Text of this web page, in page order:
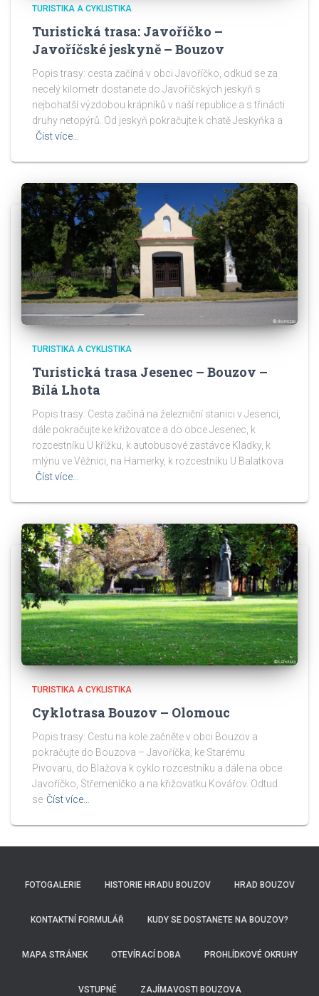
TURISTIKA A CYKLISTIKA
Turistická trasa: Javoříčko –
Javoříčské jeskyně – Bouzov
Popis trasy: cesta začíná v obci Javoříčko, odkud se za
necelý kilometr dostanete do Javoříčských jeskyň s
nejbohatší výzdobou krápníků v naší republice a s třinácti
druhy netopýrů. Od jeskyň pokračujte k chatě Jeskyňka a
Číst více…
TURISTIKA A CYKLISTIKA
Turistická trasa Jesenec – Bouzov –
Bílá Lhota
Popis trasy: Cesta začíná na železniční stanici v Jesenci,
dále pokračujte ke křižovatce a do obce Jesenec, k
rozcestníku U křížku, k autobusové zastávce Kladky, k
mlýnu ve Věžnici, na Hamerky, k rozcestníku U Balatkova
Číst více…
TURISTIKA A CYKLISTIKA
Cyklotrasa Bouzov – Olomouc
Popis trasy: Cestu na kole začněte v obci Bouzov a
pokračujte do Bouzova – Javoříčka, ke Starému
Pivovaru, do Blažova k cyklo rozcestníku a dále na obce
Javoříčko, Střemeníčko a na křižovatku Kovářov. Odtud
se Číst více…
FOTOGALERIE HISTORIE HRADU BOUZOV HRAD BOUZOV
KONTAKTNÍ FORMULÁŘ KUDY SE DOSTANETE NA BOUZOV?
MAPA STRÁNEK OTEVÍRACÍ DOBA PROHLÍDKOVÉ OKRUHY
VSTUPNÉ ZAJÍMAVOSTI BOUZOVA